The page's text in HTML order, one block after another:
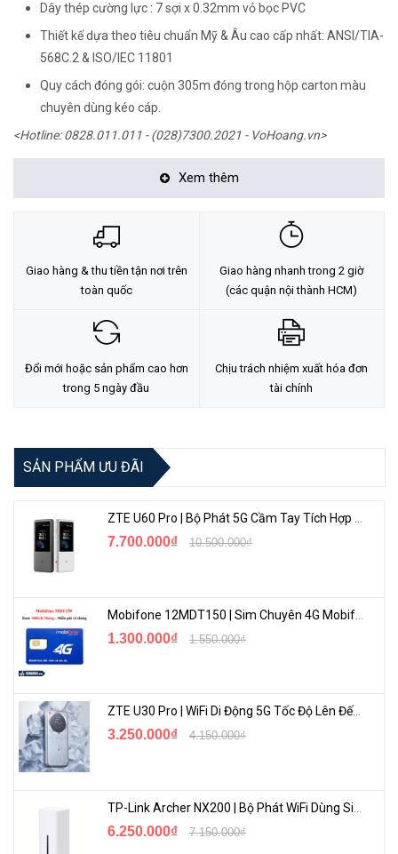
Dây thép cường lực : 7 sợi x 0.32mm vỏ bọc PVC
Thiết kế dựa theo tiêu chuẩn Mỹ & Âu cao cấp nhất: ANSI/TIA-
568C.2 & ISO/IEC 11801
Quy cách đóng gói: cuộn 305m đóng trong hộp carton màu
chuyên dùng kéo cáp.
<Hotline: 0828.011.011 - (028)7300.2021 - VoHoang.vn>
Xem thêm
Giao hàng & thu tiền tận nơi trên
toàn quốc
Giao hàng nhanh trong 2 giờ
(các quận nội thành HCM)
Đổi mới hoặc sản phẩm cao hơn
trong 5 ngày đầu
Chịu trách nhiệm xuất hóa đơn
tài chính
SẢN PHẨM ƯU ĐÃI
ZTE U60 Pro | Bộ Phát 5G Cầm Tay Tích Hợp Công Nghệ WiFi 7, Pin 10000mAh
7.700.000₫ 10.500.000₫
1.300.000₫ 1.550.000₫
ZTE U30 Pro | WiFi Di Động 5G Tốc Độ Lên Đến 500Mbps, Màn Hình Cảm Ứng
3.250.000₫ 4.150.000₫
6.250.000₫ 7.150.000₫